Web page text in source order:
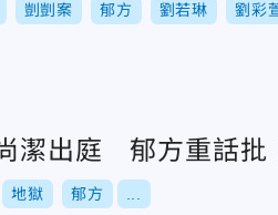
剴剴案 郁方 劉若琳 劉彩
潔出庭 郁方重話批
地獄 郁方